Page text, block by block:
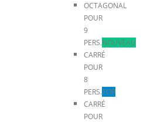
OCTAGONAL
POUR
9
PERS.NOUVEAU
CARRÉ
POUR
8
PERS.TOP
CARRÉ
POUR